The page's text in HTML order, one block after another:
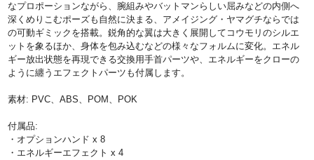
なプロポーションながら、腕組みやバットマンらしい屈みなどの内側へ
深くめりこむポーズも自然に決まる、アメイジング・ヤマグチならでは
の可動ギミックを搭載。鋭角的な翼は大きく展開してコウモリのシルエ
ットを象るほか、身体を包み込むなどの様々なフォルムに変化。エネル
ギー放出状態を再現できる交換用手首パーツや、エネルギーをクローの
ように纏うエフェクトパーツも付属します。
素材: PVC、ABS、POM、POK
付属品:
・オプションハンド x 8
・エネルギーエフェクト x 4